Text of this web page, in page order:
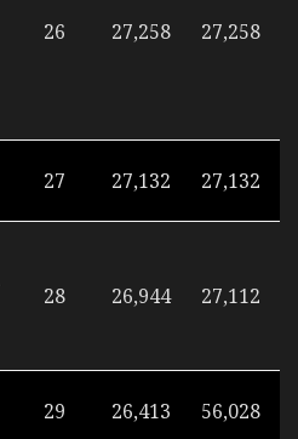
26 27,258 27,258
27 27,132 27,132
28 26,944 27,112
29 26,413 56,028